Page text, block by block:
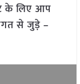
के लिए आप
से जुड़े –